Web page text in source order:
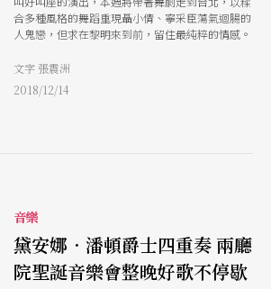
合多種風格的舞蹈重現聶小倩、寧采臣蕩氣迴腸的
人鬼戀，但求在黎明來到前，留住最純粹的情感。
文字 張震洲
2018/12/14
音樂
黛安娜．潘頓爵士四重奏 兩廳
院聖誕音樂會整晚好歌不停歇